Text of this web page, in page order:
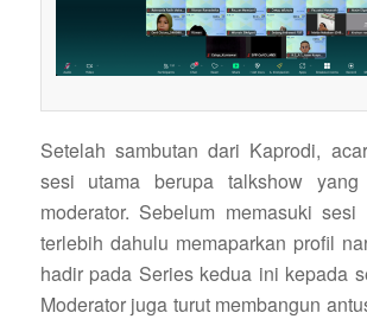
Setelah sambutan dari Kaprodi,
sesi utama berupa talkshow
moderator. Sebelum memasuki sesi
terlebih dahulu memaparkan profil
hadir pada Series kedua ini kepada
Moderator juga turut membangun